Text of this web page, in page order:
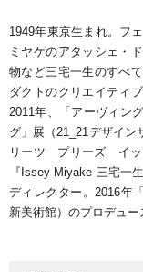
1949年東京生まれ。フ
ミヤケのアタッシェ・
物など三宅一生のすべ
ダクトのクリエイティ
2011年、「アーヴィン
グ」展（21_21デザイン
リーツ プリーズ イッ
『Issey Miyake 三宅一
ディレクター。2016年
新美術館）のプロデュー